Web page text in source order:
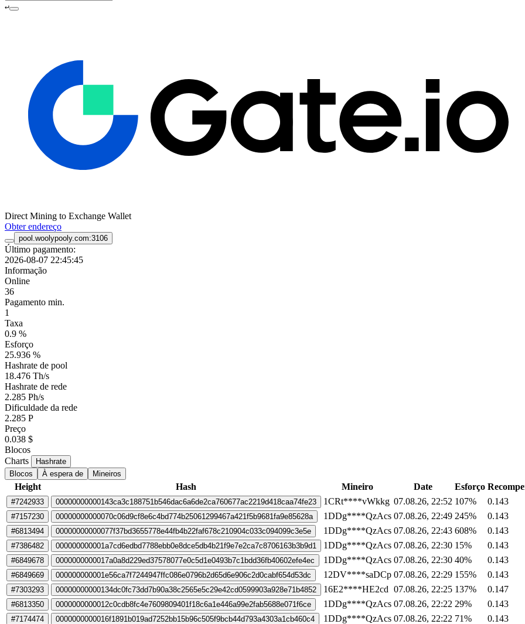
↵
Direct Mining to Exchange Wallet
Obter endereço
pool.woolypooly.com:3106
Último pagamento:
2026-08-07 22:45:45
Informação
Online
36
Pagamento min.
1
Taxa
0.9 %
Esforço
25.936 %
Hashrate de pool
18.476 Th/s
Hashrate de rede
2.285 Ph/s
Dificuldade da rede
2.285 P
Preço
0.038 $
Blocos
Charts
Hashrate
Blocos
À espera de Mineiros
Height Hash Mineiro Date Esforço
#7242933 00000000000143ca3c188751b546dac6a6de2ca760677ac2219d418caa74fe23 1CRt****vWkkg 07.08.26, 22:52 107% 0.143
#7157230 00000000000070c06d9cf8e6c4bd774b25061299467a421f5b9681fa9e85628a 1DDg****QzAcs 07.08.26, 22:49 245% 0.143
#6813494 00000000000077f37bd3655778e44fb4b22faf678c210904c033c094099c3e5e 1DDg****QzAcs 07.08.26, 22:43 608% 0.143
#7386482 000000000001a7cd6edbd7788ebb0e8dce5db4b21f9e7e2ca7c8706163b3b9d1 1DDg****QzAcs 07.08.26, 22:30 15% 0.143
#6849678 0000000000017a0a8d229ed37578077e0c5d1e0493b7c1bdd36fb40602efe4ec 1DDg****QzAcs 07.08.26, 22:30 40% 0.143
#6849669 000000000001e56ca7f7244947ffc086e0796b2d65d6e906c2d0cabf654d53dc 12DV****saDCp 07.08.26, 22:29 155% 0.143
#7303293 00000000000134dc0fc73dd7b90a38c2565e5c29e42cd0599903a928e71b4852 16E2****HE2cd 07.08.26, 22:25 137% 0.147
#6813350 0000000000012c0cdb8fc4e7609809401f18c6a1e446a99e2fab5688e071f6ce 1DDg****QzAcs 07.08.26, 22:22 29% 0.143
#7174474 0000000000016f1891b019ad7252bb15b96c505f9bcb44d793a4303a1cb460c4 1DDg****QzAcs 07.08.26, 22:22 71% 0.143